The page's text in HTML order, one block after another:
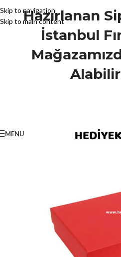
Skip to navigation
Skip to main content
Hazırlanan
İstanbul
MENU